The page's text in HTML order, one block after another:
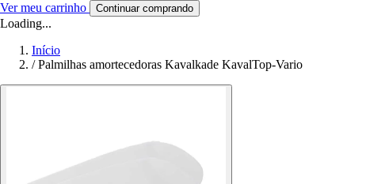
Ver meu carrinho Continuar comprando
Loading...
Início
/ Palmilhas amortecedoras Kavalkade KavalTop-Vario